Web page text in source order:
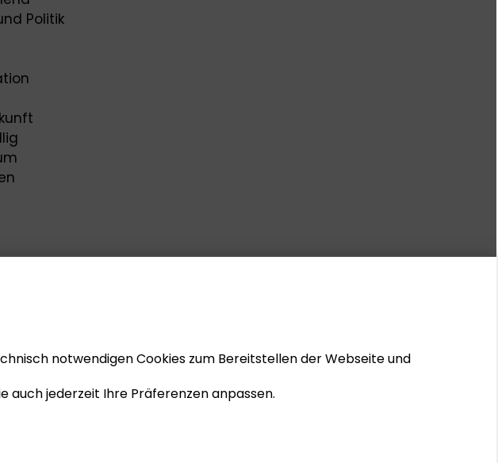
Politik
sie
die
notwendigen Cookies zum Bereitstellen der Webseite und
auch jederzeit Ihre Präferenzen anpassen.